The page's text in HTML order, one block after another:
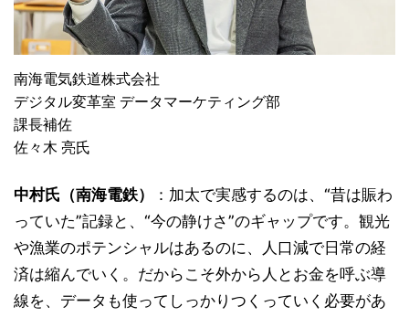
南海電気鉄道株式会社
デジタル変革室 データマーケティング部
課長補佐
佐々木 亮氏
中村氏（南海電鉄）
：加太で実感するのは、“昔は賑わ
っていた”記録と、“今の静けさ”のギャップです。観光
や漁業のポテンシャルはあるのに、人口減で日常の経
済は縮んでいく。だからこそ外から人とお金を呼ぶ導
線を、データも使ってしっかりつくっていく必要があ